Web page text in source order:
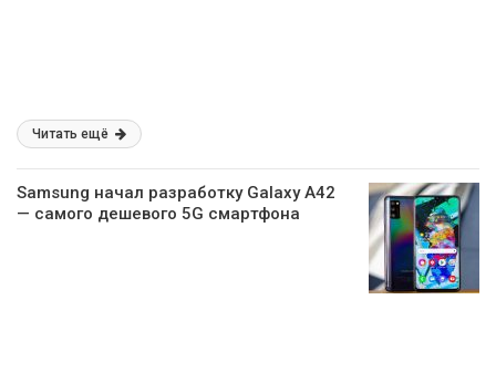
Читать ещё
Samsung начал разработку Galaxy A42
— самого дешевого 5G смартфона